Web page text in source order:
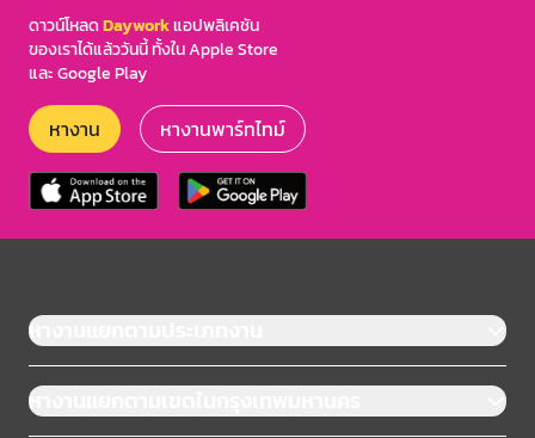
ดาวน์โหลดDayworkแอปพลิเคชัน
ของเราได้แล้ววันนี้ ทั้งใน Apple Store
และ Google Play
หางาน หางานพาร์ทไทม์
หางานแยกตามประเภทงาน
หางานแยกตามเขตในกรุงเทพมหานคร